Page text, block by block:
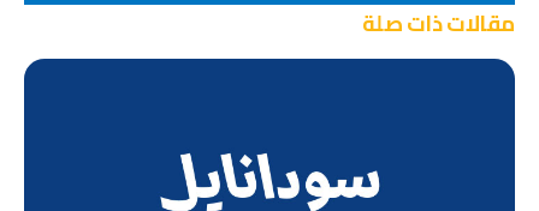
مقالات ذات صلة